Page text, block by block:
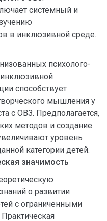
системный и
в инклюзивной среде.
психолого-
инклюзивной
способствует
мышления у
с ОВЗ. Предполагается,
методов и создание
уровень
категории детей.
значимость
о развитии
с ограниченными